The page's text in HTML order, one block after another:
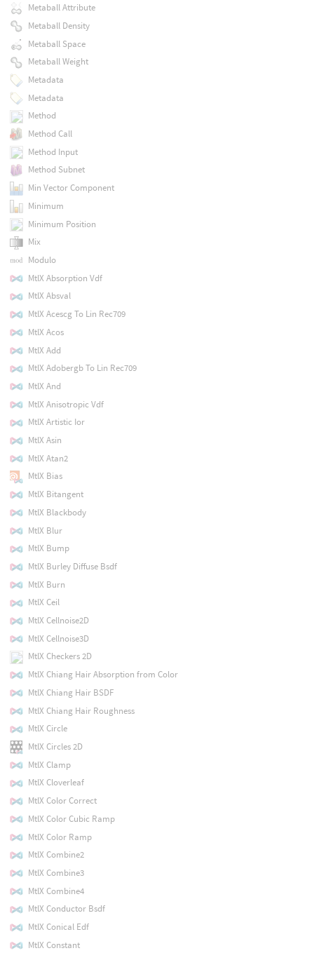
Metaball Attribute
Metaball Density
Metaball Space
Metaball Weight
Metadata
Metadata
Method
Method Call
Method Input
Method Subnet
Min Vector Component
Minimum
Minimum Position
Mix
Modulo
MtlX Absorption Vdf
MtlX Absval
MtlX Acescg To Lin Rec709
MtlX Acos
MtlX Add
MtlX Adobergb To Lin Rec709
MtlX And
MtlX Anisotropic Vdf
MtlX Artistic Ior
MtlX Asin
MtlX Atan2
MtlX Bias
MtlX Bitangent
MtlX Blackbody
MtlX Blur
MtlX Bump
MtlX Burley Diffuse Bsdf
MtlX Burn
MtlX Ceil
MtlX Cellnoise2D
MtlX Cellnoise3D
MtlX Checkers 2D
MtlX Chiang Hair Absorption from Color
MtlX Chiang Hair BSDF
MtlX Chiang Hair Roughness
MtlX Circle
MtlX Circles 2D
MtlX Clamp
MtlX Cloverleaf
MtlX Color Correct
MtlX Color Cubic Ramp
MtlX Color Ramp
MtlX Combine2
MtlX Combine3
MtlX Combine4
MtlX Conductor Bsdf
MtlX Conical Edf
MtlX Constant